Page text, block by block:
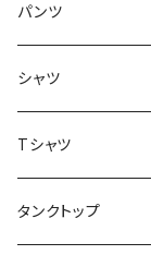
トップス
インナー
ボトムス
ジャケット
トップス
パンツ
シャツ
Tシャツ
タンクトップ